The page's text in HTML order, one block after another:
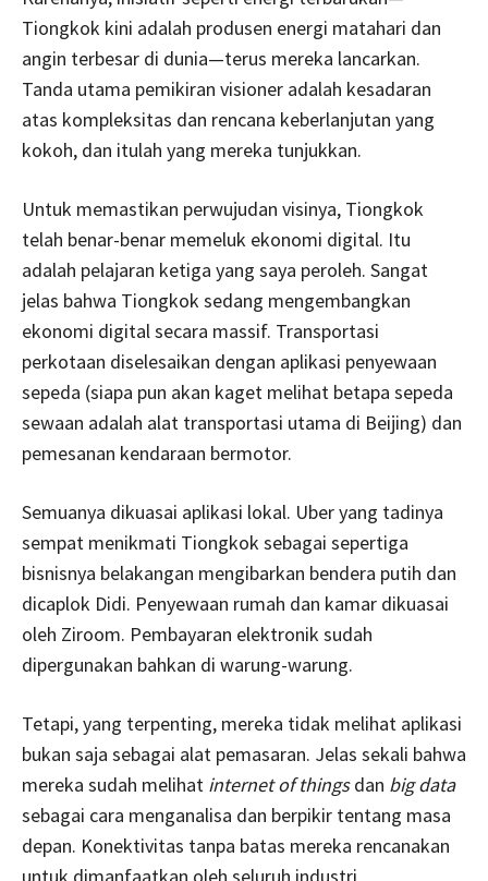
Tiongkok kini adalah produsen energi matahari dan
angin terbesar di dunia—terus mereka lancarkan.
Tanda utama pemikiran visioner adalah kesadaran
atas kompleksitas dan rencana keberlanjutan yang
kokoh, dan itulah yang mereka tunjukkan.
Untuk memastikan perwujudan visinya, Tiongkok
telah benar-benar memeluk ekonomi digital. Itu
adalah pelajaran ketiga yang saya peroleh. Sangat
jelas bahwa Tiongkok sedang mengembangkan
ekonomi digital secara massif. Transportasi
perkotaan diselesaikan dengan aplikasi penyewaan
sepeda (siapa pun akan kaget melihat betapa sepeda
sewaan adalah alat transportasi utama di Beijing) dan
pemesanan kendaraan bermotor.
Semuanya dikuasai aplikasi lokal. Uber yang tadinya
sempat menikmati Tiongkok sebagai sepertiga
bisnisnya belakangan mengibarkan bendera putih dan
dicaplok Didi. Penyewaan rumah dan kamar dikuasai
oleh Ziroom. Pembayaran elektronik sudah
dipergunakan bahkan di warung-warung.
Tetapi, yang terpenting, mereka tidak melihat aplikasi
bukan saja sebagai alat pemasaran. Jelas sekali bahwa
mereka sudah melihat internet of thingsdan big data
sebagai cara menganalisa dan berpikir tentang masa
depan. Konektivitas tanpa batas mereka rencanakan